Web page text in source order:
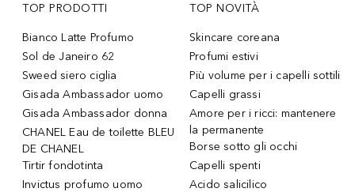
TOP PRODOTTI
Bianco Latte Profumo
Sol de Janeiro 62
Sweed siero ciglia
Gisada Ambassador uomo
Gisada Ambassador donna
CHANEL Eau de toilette BLEU
DE CHANEL
Tirtir fondotinta
Invictus profumo uomo
TOP NOVITÀ
Skincare coreana
Profumi estivi
Più volume per i capelli sottili
Capelli grassi
Amore per i ricci: mantenere
la permanente
Borse sotto gli occhi
Capelli spenti
Acido salicilico